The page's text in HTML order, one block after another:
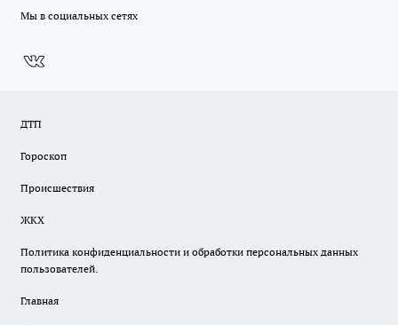
Мы в социальных сетях
ДТП
Гороскоп
Происшествия
ЖКХ
Политика конфиденциальности и обработки персональных данных
пользователей.
Главная